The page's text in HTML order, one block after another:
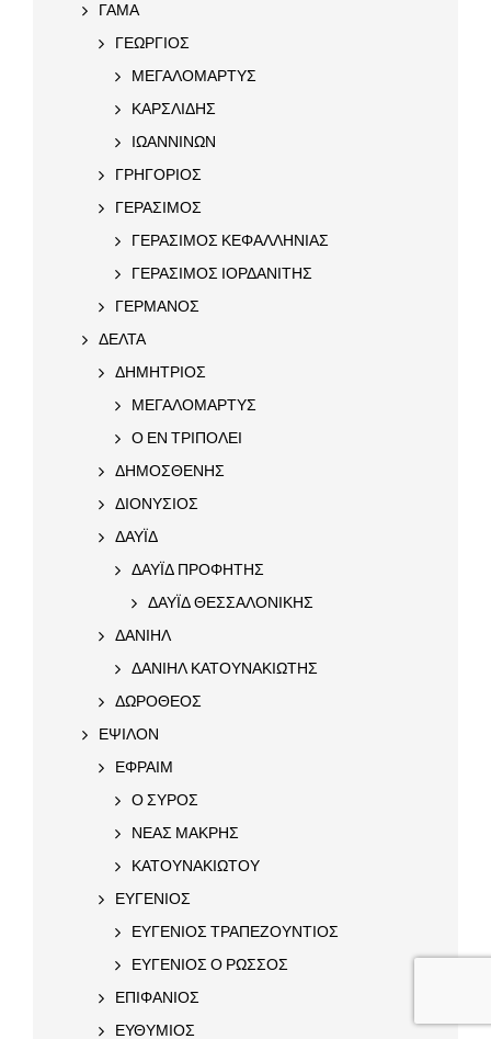
ΓΑΜΑ
ΓΕΩΡΓΙΟΣ
ΜΕΓΑΛΟΜΑΡΤΥΣ
ΚΑΡΣΛΙΔΗΣ
ΙΩΑΝΝΙΝΩΝ
ΓΡΗΓΟΡΙΟΣ
ΓΕΡΑΣΙΜΟΣ
ΓΕΡΑΣΙΜΟΣ ΚΕΦΑΛΛΗΝΙΑΣ
ΓΕΡΑΣΙΜΟΣ ΙΟΡΔΑΝΙΤΗΣ
ΓΕΡΜΑΝΟΣ
ΔΕΛΤΑ
ΔΗΜΗΤΡΙΟΣ
ΜΕΓΑΛΟΜΑΡΤΥΣ
Ο ΕΝ ΤΡΙΠΟΛΕΙ
ΔΗΜΟΣΘΕΝΗΣ
ΔΙΟΝΥΣΙΟΣ
ΔΑΥΪΔ
ΔΑΥΪΔ ΠΡΟΦΗΤΗΣ
ΔΑΥΪΔ ΘΕΣΣΑΛΟΝΙΚΗΣ
ΔΑΝΙΗΛ
ΔΑΝΙΗΛ ΚΑΤΟΥΝΑΚΙΩΤΗΣ
ΔΩΡΟΘΕΟΣ
ΕΨΙΛΟΝ
ΕΦΡΑΙΜ
Ο ΣΥΡΟΣ
ΝΕΑΣ ΜΑΚΡΗΣ
ΚΑΤΟΥΝΑΚΙΩΤΟΥ
ΕΥΓΕΝΙΟΣ
ΕΥΓΕΝΙΟΣ ΤΡΑΠΕΖΟΥΝΤΙΟΣ
ΕΥΓΕΝΙΟΣ Ο ΡΩΣΣΟΣ
ΕΠΙΦΑΝΙΟΣ
ΕΥΘΥΜΙΟΣ